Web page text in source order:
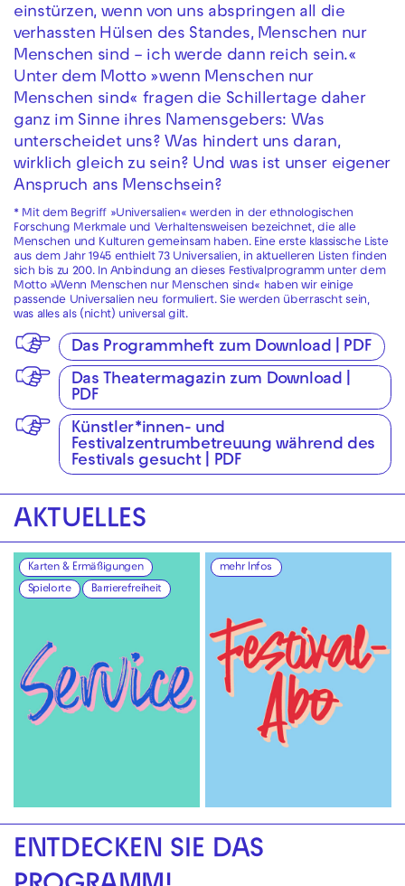
einstürzen, wenn von uns abspringen all die
verhassten Hülsen des Standes, Menschen nur
Menschen sind – ich werde dann reich sein.«
Unter dem Motto »wenn Menschen nur
Menschen sind« fragen die Schillertage daher
ganz im Sinne ihres Namensgebers: Was
unterscheidet uns? Was hindert uns daran,
wirklich gleich zu sein? Und was ist unser eigener
Anspruch ans Menschsein?
* Mit dem Begriff »Universalien« werden in der ethnologischen
Forschung Merkmale und Verhaltensweisen bezeichnet, die alle
Menschen und Kulturen gemeinsam haben. Eine erste klassische Liste
aus dem Jahr 1945 enthielt 73 Universalien, in aktuelleren Listen finden
sich bis zu 200. In Anbindung an dieses Festivalprogramm unter dem
Motto »Wenn Menschen nur Menschen sind« haben wir einige
passende Universalien neu formuliert. Sie werden überrascht sein,
was alles als (nicht) universal gilt.
Das Programmheft zum Download | PDF
Das Theatermagazin zum Download |
PDF
Künstler*innen- und
Festivalzentrumbetreuung während des
Festivals gesucht | PDF
AKTUELLES
Karten & Ermäßigungen
Spielorte
Barrierefreiheit
mehr Infos
ENTDECKEN SIE DAS